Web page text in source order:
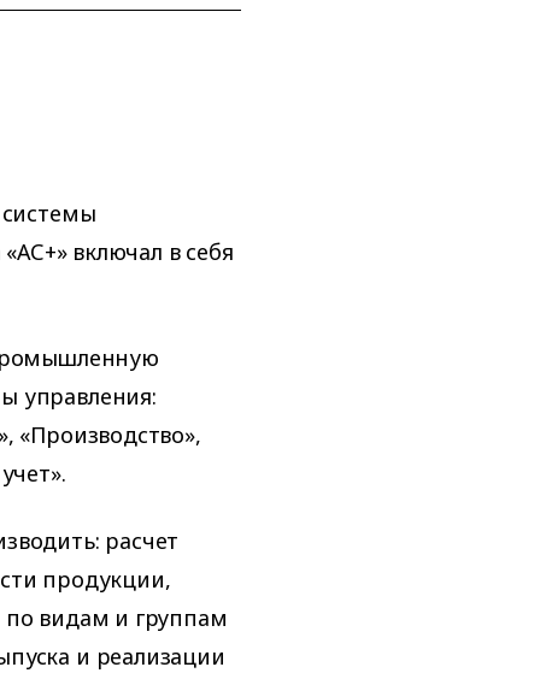
включал в себя
управления:
«Производство»,
расчет
продукции,
по видам и группам
и реализации